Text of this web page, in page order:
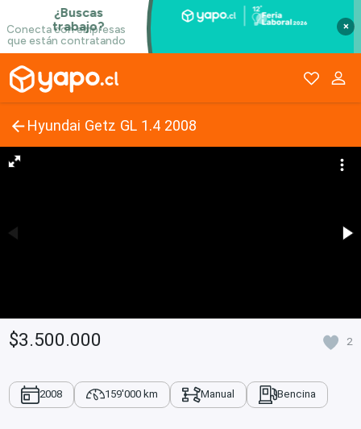
×
Hyundai Getz GL 1.4 2008
$3.500.000 2
2008 159'000 km Manual Bencina